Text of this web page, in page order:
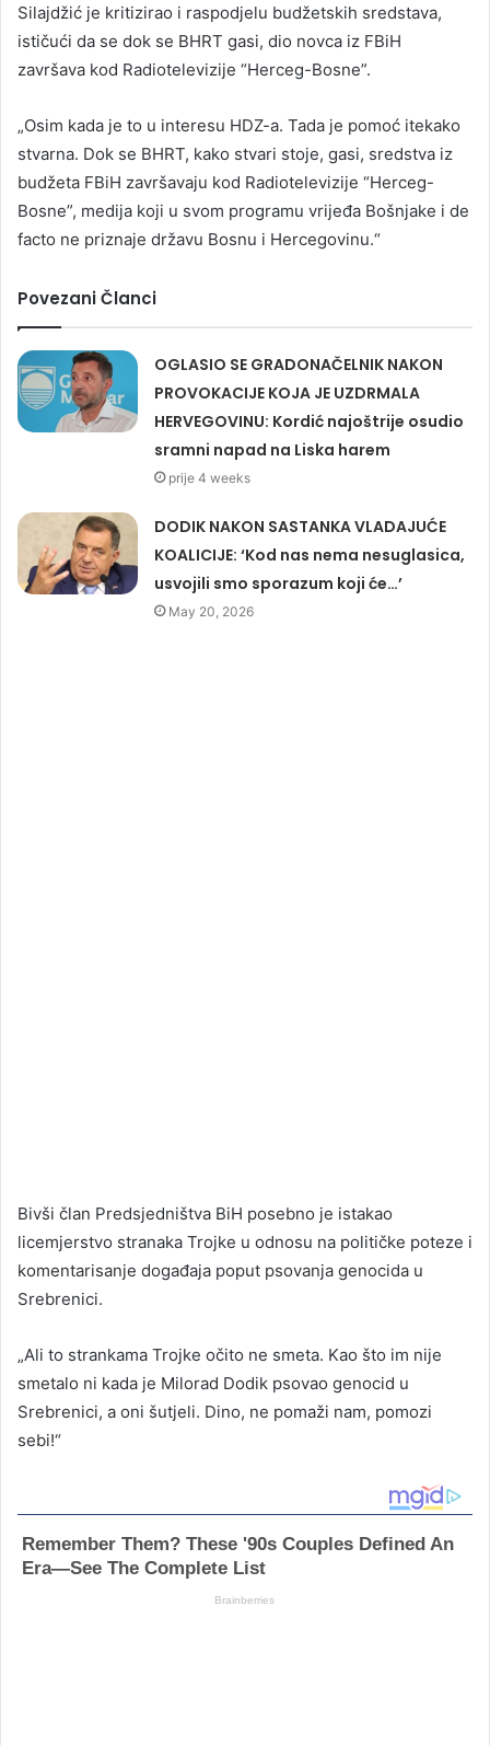
Silajdžić je kritizirao i raspodjelu budžetskih sredstava,
ističući da se dok se BHRT gasi, dio novca iz FBiH
završava kod Radiotelevizije “Herceg-Bosne”.
„Osim kada je to u interesu HDZ-a. Tada je pomoć itekako
stvarna. Dok se BHRT, kako stvari stoje, gasi, sredstva iz
budžeta FBiH završavaju kod Radiotelevizije “Herceg-
Bosne”, medija koji u svom programu vrijeđa Bošnjake i de
facto ne priznaje državu Bosnu i Hercegovinu.“
Povezani Članci
OGLASIO SE GRADONAČELNIK NAKON
PROVOKACIJE KOJA JE UZDRMALA
HERVEGOVINU: Kordić najoštrije osudio
sramni napad na Liska harem
prije 4 weeks
DODIK NAKON SASTANKA VLADAJUĆE
KOALICIJE: ‘Kod nas nema nesuglasica,
usvojili smo sporazum koji će…’
May 20, 2026
Bivši član Predsjedništva BiH posebno je istakao
licemjerstvo stranaka Trojke u odnosu na političke poteze i
komentarisanje događaja poput psovanja genocida u
Srebrenici.
„Ali to strankama Trojke očito ne smeta. Kao što im nije
smetalo ni kada je Milorad Dodik psovao genocid u
Srebrenici, a oni šutjeli. Dino, ne pomaži nam, pomozi
sebi!“